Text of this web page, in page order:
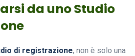
da uno Studio
di registrazione, non è solo una